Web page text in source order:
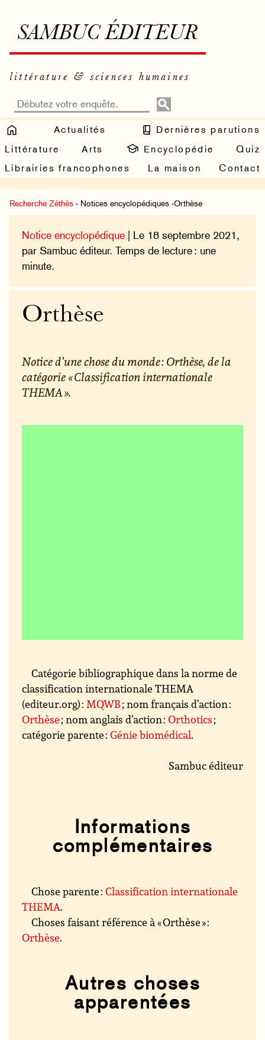
SAMBUC ÉDITEUR
littérature & sciences humaines
Actualités
Dernières parutions
Littérature
Arts Encyclopédie
Quiz
Librairies francophones
La maison Contact
Recherche Zéthès › Notices encyclopédiques ›Orthèse
Notice encyclopédique | Le 18 septembre 2021,
par Sambuc éditeur. Temps de lecture : une
minute.
Orthèse
Notice d’une chose du monde : Orthèse, de la
catégorie « Classification internationale
THEMA ».
Catégorie bibliographique dans la norme de
classification internationale THEMA
(editeur.org) :MQWB; nom français d’action :
Orthèse; nom anglais d’action :Orthotics;
catégorie parente :Génie biomédical.
Sambuc éditeur
Informations
complémentaires
Chose parente :Classification internationale
THEMA.
Choses faisant référence à « Orthèse » :
Orthèse.
Autres choses
apparentées